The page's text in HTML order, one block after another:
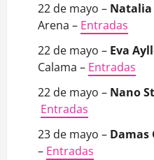
22 de mayo – Natalia
Arena – Entradas
22 de mayo – Eva
Calama – Entradas
22 de mayo – Nano
Entradas
23 de mayo – Damas
– Entradas